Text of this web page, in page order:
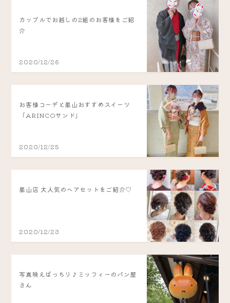
カップルでお越しの2組のお客様をご紹
介
2020/12/26
お客様コーデと嵐山おすすめスイーツ
「ARINCOサンド」
2020/12/25
嵐山店 大人気のヘアセットをご紹介♡
2020/12/23
写真映えばっちり♪ミッフィーのパン屋
さん